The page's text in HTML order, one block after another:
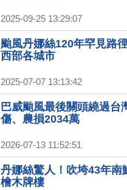
2025-09-25 13:29:07
颱風丹娜絲120年罕見路
西部各城市
2025-07-07 13:13:42
巴威颱風最後關頭繞過台
傷、農損2034萬
2026-07-13 11:52:51
丹娜絲驚人！吹垮43年南
檜木牌樓